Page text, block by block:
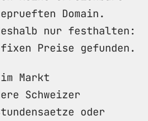
Domain.
nur festhalten:
Preise gefunden.
Markt
Schweizer
oder